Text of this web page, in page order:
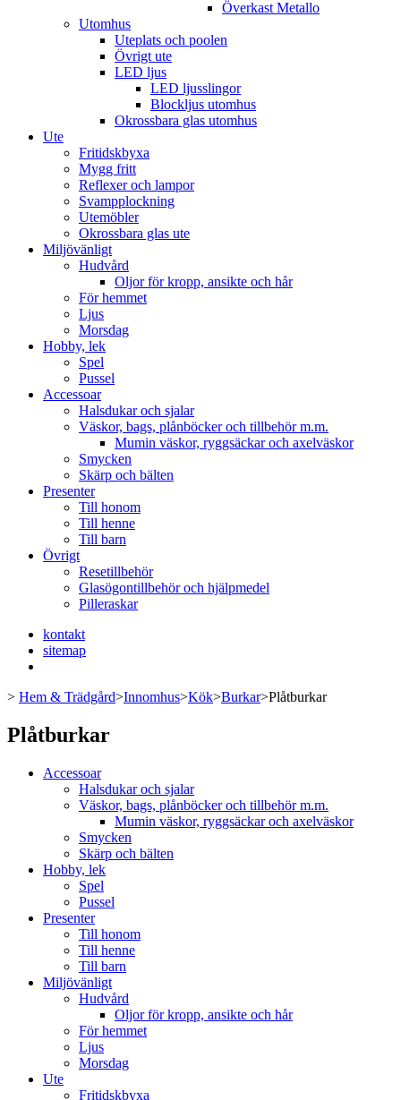
Överkast Metallo
Utomhus
Uteplats och poolen
Övrigt ute
LED ljus
LED ljusslingor
Blockljus utomhus
Okrossbara glas utomhus
Ute
Fritidskbyxa
Mygg fritt
Reflexer och lampor
Svampplockning
Utemöbler
Okrossbara glas ute
Miljövänligt
Hudvård
Oljor för kropp, ansikte och hår
För hemmet
Ljus
Morsdag
Hobby, lek
Spel
Pussel
Accessoar
Halsdukar och sjalar
Väskor, bags, plånböcker och tillbehör m.m.
Mumin väskor, ryggsäckar och axelväskor
Smycken
Skärp och bälten
Presenter
Till honom
Till henne
Till barn
Övrigt
Resetillbehör
Glasögontillbehör och hjälpmedel
Pilleraskar
kontakt
sitemap
> Hem & Trädgård>Innomhus>Kök>Burkar>Plåtburkar
Plåtburkar
Accessoar
Halsdukar och sjalar
Väskor, bags, plånböcker och tillbehör m.m.
Mumin väskor, ryggsäckar och axelväskor
Smycken
Skärp och bälten
Hobby, lek
Spel
Pussel
Presenter
Till honom
Till henne
Till barn
Miljövänligt
Hudvård
Oljor för kropp, ansikte och hår
För hemmet
Ljus
Morsdag
Ute
Fritidskbyxa